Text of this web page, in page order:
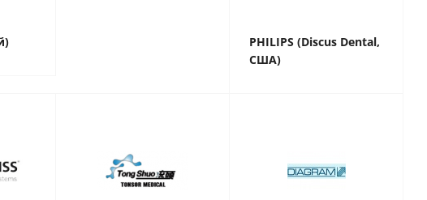
PHILIPS (Discus Dental,
США)